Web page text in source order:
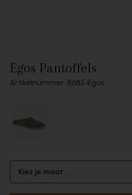
Egos Pantoffels
Artikelnummer: 8685 Egos
Kies je maat ...